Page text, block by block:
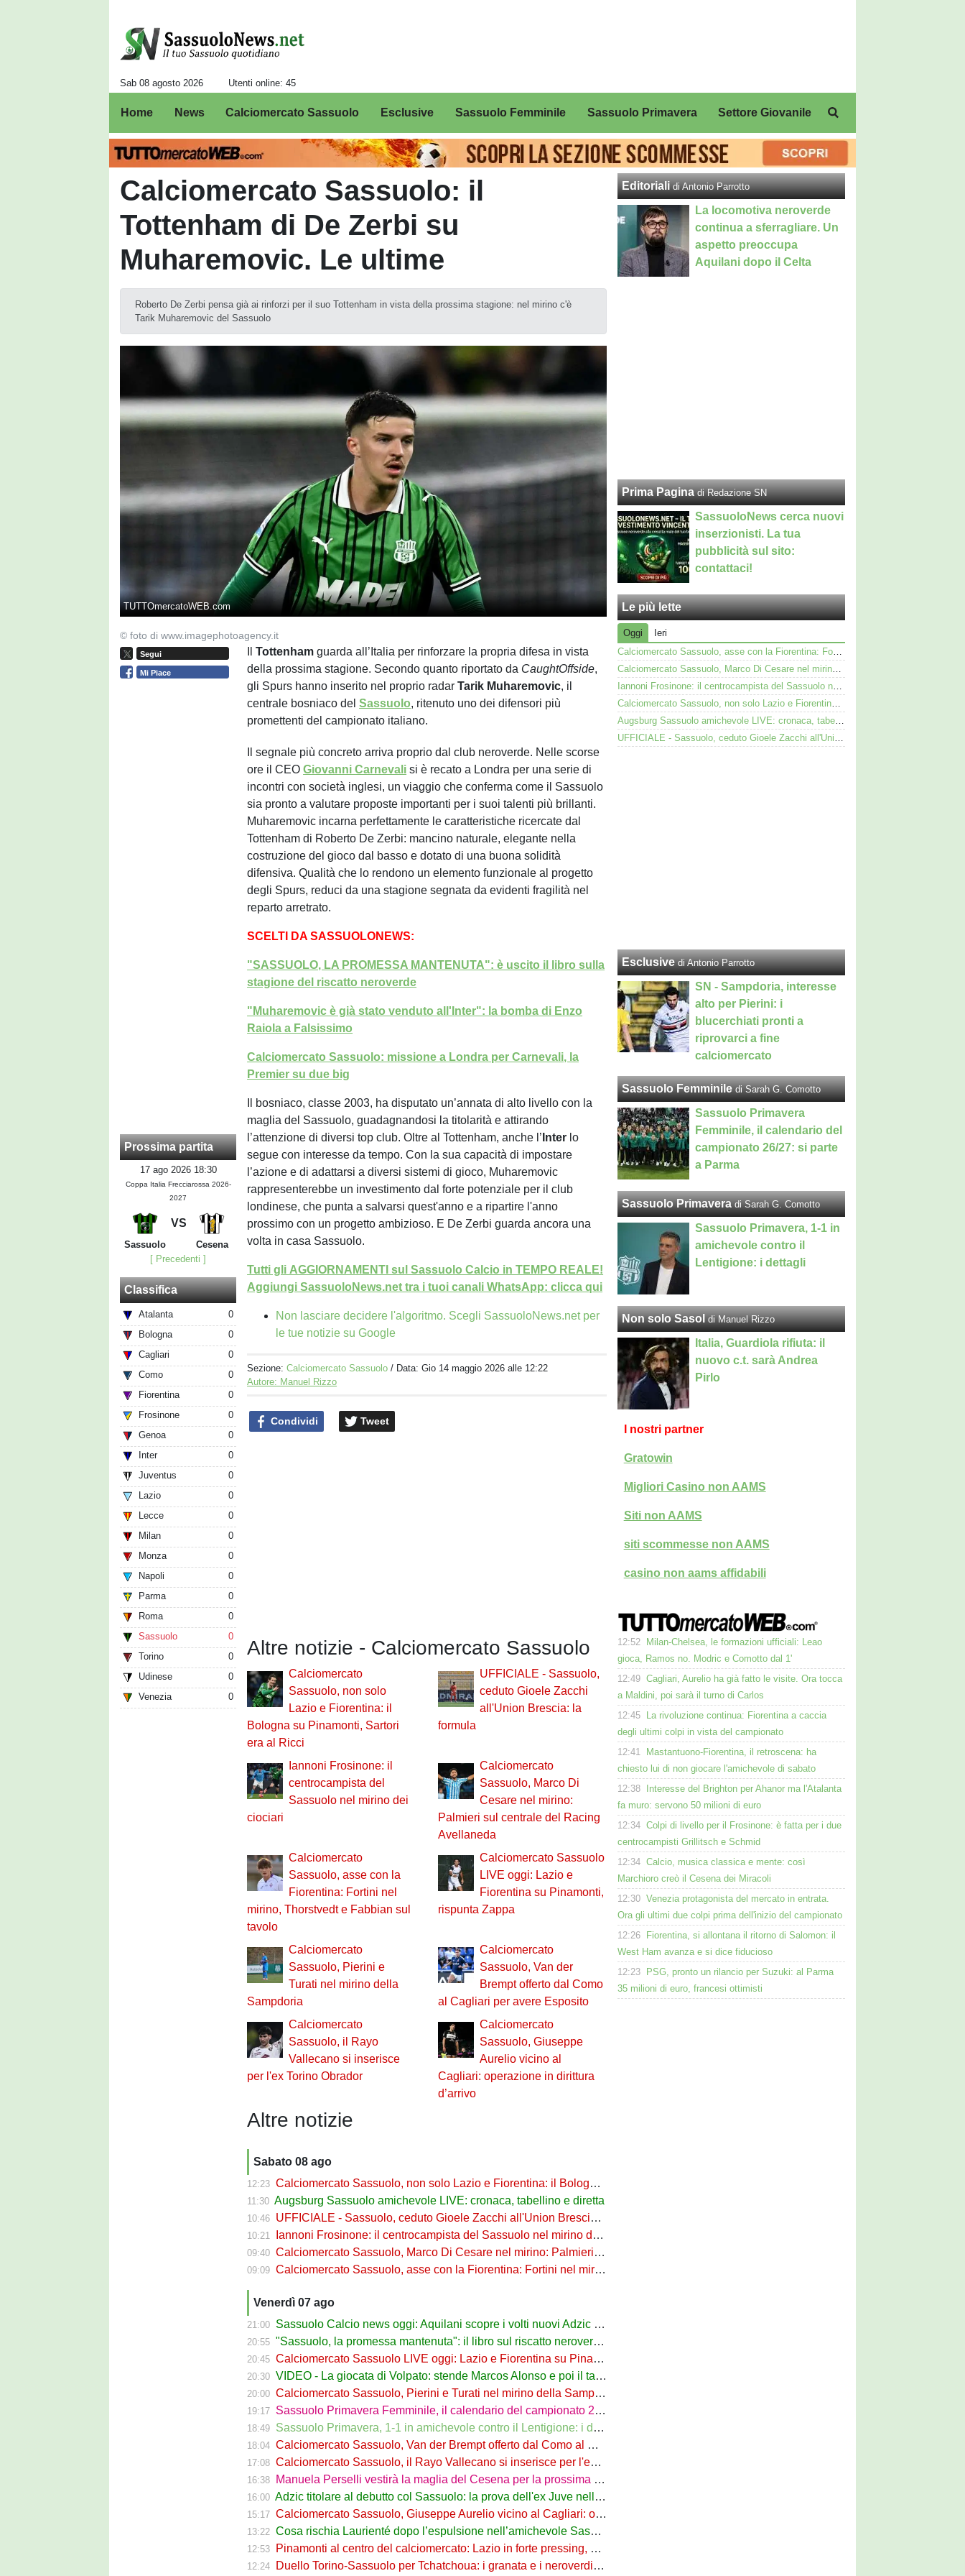
Sab 08 agosto 2026 Utenti online: 45
Home News Calciomercato Sassuolo Esclusive Sassuolo Femminile Sassuolo Primavera Settore Giovanile
Calciomercato Sassuolo: il
Tottenham di De Zerbi su
Muharemovic. Le ultime
Roberto De Zerbi pensa già ai rinforzi per il suo Tottenham in vista della prossima stagione: nel mirino c'è
Tarik Muharemovic del Sassuolo
TUTTOmercatoWEB.com
© foto di www.imagephotoagency.it
Segui
Mi Piace
Prossima partita
17 ago 2026 18:30
Coppa Italia Frecciarossa 2026-
2027
VS
Sassuolo
Cesena
[ Precedenti ]
Classifica
Atalanta
0
Bologna
0
Cagliari
0
Como
0
Fiorentina
0
Frosinone
0
Genoa
0
Inter
0
Juventus
0
Lazio
0
Lecce
0
Milan
0
Monza
0
Napoli
0
Parma
0
Roma
0
Sassuolo
0
Torino
0
Udinese
0
Venezia
0
IlTottenham guarda all’Italia per rinforzare la propria difesa in vista
della prossima stagione. Secondo quanto riportato da CaughtOffside,
gli Spurs hanno inserito nel proprio radarTarik Muharemovic, il
centrale bosniaco delSassuolo, ritenuto uno dei difensori più
promettenti del campionato italiano.
Il segnale più concreto arriva proprio dal club neroverde. Nelle scorse
ore il CEOGiovanni Carnevali si è recato a Londra per una serie di
incontri con società inglesi, un viaggio che conferma come il Sassuolo
sia pronto a valutare proposte importanti per i suoi talenti più brillanti.
Muharemovic incarna perfettamente le caratteristiche ricercate dal
Tottenham di Roberto De Zerbi: mancino naturale, elegante nella
costruzione del gioco dal basso e dotato di una buona solidità
difensiva. Qualità che lo rendono un elemento funzionale al progetto
degli Spurs, reduci da una stagione segnata da evidenti fragilità nel
reparto arretrato.
SCELTI DA SASSUOLONEWS:
"SASSUOLO, LA PROMESSA MANTENUTA": è uscito il libro sulla
stagione del riscatto neroverde
"Muharemovic è già stato venduto all'Inter": la bomba di Enzo
Raiola a Falsissimo
Calciomercato Sassuolo: missione a Londra per Carnevali, la
Premier su due big
Il bosniaco, classe 2003, ha disputato un’annata di alto livello con la
maglia del Sassuolo, guadagnandosi la titolarità e attirando
l’attenzione di diversi top club. Oltre al Tottenham, anche l’ Inter lo
segue con interesse da tempo. Con la sua capacità di impostare
l’azione e di adattarsi a diversi sistemi di gioco, Muharemovic
rappresenterebbe un investimento dal forte potenziale per il club
londinese, che punta a salvarsi quest'anno e a ripartire l'anno
prossimo con un progetto ambizioso. E De Zerbi guarda ancora una
volta in casa Sassuolo.
Tutti gli AGGIORNAMENTI sul Sassuolo Calcio in TEMPO REALE!
Aggiungi SassuoloNews.net tra i tuoi canali WhatsApp: clicca qui
Non lasciare decidere l'algoritmo. Scegli SassuoloNews.net per
le tue notizie su Google
Sezione:Calciomercato Sassuolo / Data:Gio 14 maggio 2026 alle 12:22
Autore: Manuel Rizzo
Condividi Tweet
Altre notizie - Calciomercato Sassuolo
Calciomercato
Sassuolo, non solo
Lazio e Fiorentina: il
Bologna su Pinamonti, Sartori
era al Ricci
UFFICIALE - Sassuolo,
ceduto Gioele Zacchi
all'Union Brescia: la
formula
Iannoni Frosinone: il
centrocampista del
Sassuolo nel mirino dei
ciociari
Calciomercato
Sassuolo, Marco Di
Cesare nel mirino:
Palmieri sul centrale del Racing
Avellaneda
Calciomercato
Sassuolo, asse con la
Fiorentina: Fortini nel
mirino, Thorstvedt e Fabbian sul
tavolo
Calciomercato Sassuolo
LIVE oggi: Lazio e
Fiorentina su Pinamonti,
rispunta Zappa
Calciomercato
Sassuolo, Pierini e
Turati nel mirino della
Sampdoria
Calciomercato
Sassuolo, Van der
Brempt offerto dal Como
al Cagliari per avere Esposito
Calciomercato
Sassuolo, il Rayo
Vallecano si inserisce
per l'ex Torino Obrador
Calciomercato
Sassuolo, Giuseppe
Aurelio vicino al
Cagliari: operazione in dirittura
d’arrivo
Altre notizie
Sabato 08 ago
12:23 Calciomercato Sassuolo, non solo Lazio e Fiorentina: il Bologna su Pinamonti, Sartori era al Ricci
11:30 Augsburg Sassuolo amichevole LIVE: cronaca, tabellino e diretta
10:46 UFFICIALE - Sassuolo, ceduto Gioele Zacchi all'Union Brescia: la formula
10:21 Iannoni Frosinone: il centrocampista del Sassuolo nel mirino dei ciociari
09:40 Calciomercato Sassuolo, Marco Di Cesare nel mirino: Palmieri sul centrale del Racing Avellaneda
09:09 Calciomercato Sassuolo, asse con la Fiorentina: Fortini nel mirino, Thorstvedt e Fabbian sul tavolo
Venerdì 07 ago
21:00 Sassuolo Calcio news oggi: Aquilani scopre i volti nuovi Adzic e Bowie
20:55 "Sassuolo, la promessa mantenuta": il libro sul riscatto neroverde su Amazon e in libreria
20:45 Calciomercato Sassuolo LIVE oggi: Lazio e Fiorentina su Pinamonti, rispunta Zappa
20:30 VIDEO - La giocata di Volpato: stende Marcos Alonso e poi il tacco per il gol di Bakola
20:00 Calciomercato Sassuolo, Pierini e Turati nel mirino della Sampdoria
19:17 Sassuolo Primavera Femminile, il calendario del campionato 26/27: si parte a Parma
18:49 Sassuolo Primavera, 1-1 in amichevole contro il Lentigione: i dettagli
18:04 Calciomercato Sassuolo, Van der Brempt offerto dal Como al Cagliari per avere Esposito
17:08 Calciomercato Sassuolo, il Rayo Vallecano si inserisce per l'ex Torino Obrador
16:38 Manuela Perselli vestirà la maglia del Cesena per la prossima stagione
16:00 Adzic titolare al debutto col Sassuolo: la prova dell'ex Juve nell'1-4 col Celta
15:17 Calciomercato Sassuolo, Giuseppe Aurelio vicino al Cagliari: operazione in dirittura d’arrivo
13:22 Cosa rischia Laurienté dopo l’espulsione nell’amichevole Sassuolo-Celta Vigo
12:53 Pinamonti al centro del calciomercato: Lazio in forte pressing, Fiorentina osserva
12:24 Duello Torino-Sassuolo per Tchatchoua: i granata e i neroverdi valutano per l'ex Verona
Editoriali di Antonio Parrotto
La locomotiva neroverde
continua a sferragliare. Un
aspetto preoccupa
Aquilani dopo il Celta
Prima Pagina di Redazione SN
SassuoloNews cerca nuovi
inserzionisti. La tua
pubblicità sul sito:
contattaci!
Le più lette
Oggi
Ieri
Calciomercato Sassuolo, asse con la Fiorentina: Fortini nel mirino, Thorstvedt e Fabbian sul tavolo
Calciomercato Sassuolo, Marco Di Cesare nel mirino: Palmieri sul centrale del Racing Avellaneda
Iannoni Frosinone: il centrocampista del Sassuolo nel mirino dei ciociari
Calciomercato Sassuolo, non solo Lazio e Fiorentina: il Bologna su Pinamonti, Sartori era al Ricci
Augsburg Sassuolo amichevole LIVE: cronaca, tabellino e diretta
UFFICIALE - Sassuolo, ceduto Gioele Zacchi all'Union Brescia: la formula
Esclusive di Antonio Parrotto
SN - Sampdoria, interesse
alto per Pierini: i
blucerchiati pronti a
riprovarci a fine
calciomercato
Sassuolo Femminile di Sarah G. Comotto
Sassuolo Primavera
Femminile, il calendario del
campionato 26/27: si parte
a Parma
Sassuolo Primavera di Sarah G. Comotto
Sassuolo Primavera, 1-1 in
amichevole contro il
Lentigione: i dettagli
Non solo Sasol di Manuel Rizzo
Italia, Guardiola rifiuta: il
nuovo c.t. sarà Andrea
Pirlo
I nostri partner
Gratowin
Migliori Casino non AAMS
Siti non AAMS
siti scommesse non AAMS
casino non aams affidabili
12:52
Milan-Chelsea, le formazioni ufficiali: Leao
gioca, Ramos no. Modric e Comotto dal 1'
12:49 Cagliari, Aurelio ha già fatto le visite. Ora tocca
a Maldini, poi sarà il turno di Carlos
12:45
La rivoluzione continua: Fiorentina a caccia
degli ultimi colpi in vista del campionato
12:41
Mastantuono-Fiorentina, il retroscena: ha
chiesto lui di non giocare l'amichevole di sabato
12:38
Interesse del Brighton per Ahanor ma l'Atalanta
fa muro: servono 50 milioni di euro
12:34 Colpi di livello per il Frosinone: è fatta per i due
centrocampisti Grillitsch e Schmid
12:34 Calcio, musica classica e mente: così
Marchioro creò il Cesena dei Miracoli
12:30 Venezia protagonista del mercato in entrata.
Ora gli ultimi due colpi prima dell'inizio del campionato
12:26
Fiorentina, si allontana il ritorno di Salomon: il
West Ham avanza e si dice fiducioso
12:23
PSG, pronto un rilancio per Suzuki: al Parma
35 milioni di euro, francesi ottimisti